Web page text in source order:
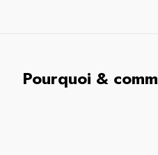
Pourquoi &